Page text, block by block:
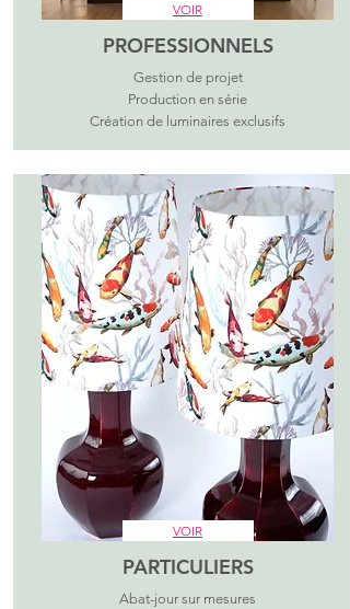
VOIR
PROFESSIONNELS
Gestion de projet
Production en série
Création de luminaires exclusifs
VOIR
PARTICULIERS
Abat-jour sur mesures